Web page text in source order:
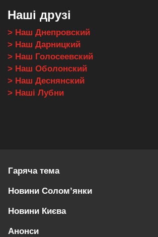
Наші друзі
> Наш Днепровский
> Наш Дарницкий
> Наш Голосеевский
> Наш Оболонский
> Наш Деснянский
> Наші Лубни
Гаряча тема
Новини Солом’янки
Новини Києва
Анонси